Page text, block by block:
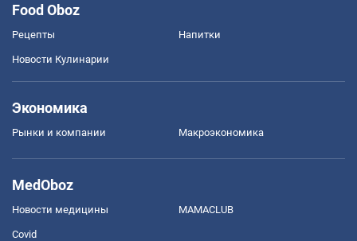
Food Oboz
Рецепты Напитки
Новости Кулинарии
Экономика
Рынки и компании Mакроэкономика
MedOboz
Новости медицины MAMACLUB
Covid